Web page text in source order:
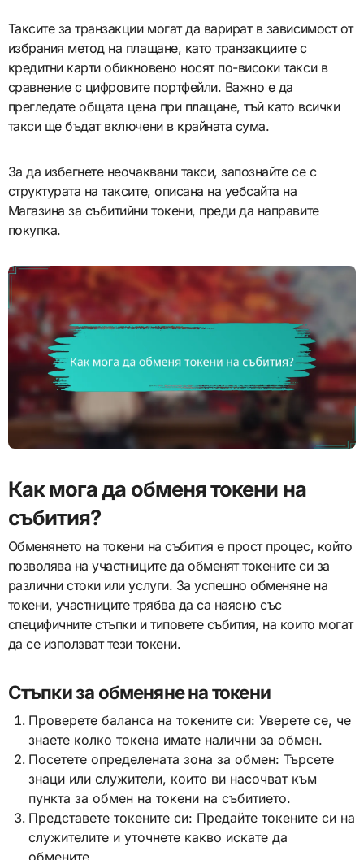
Таксите за транзакции могат да варират в зависимост от
избрания метод на плащане, като транзакциите с
кредитни карти обикновено носят по-високи такси в
сравнение с цифровите портфейли. Важно е да
прегледате общата цена при плащане, тъй като всички
такси ще бъдат включени в крайната сума.
За да избегнете неочаквани такси, запознайте се с
структурата на таксите, описана на уебсайта на
Магазина за събитийни токени, преди да направите
покупка.
Как мога да обменя токени на
събития?
Обменянето на токени на събития е прост процес, който
позволява на участниците да обменят токените си за
различни стоки или услуги. За успешно обменяне на
токени, участниците трябва да са наясно със
специфичните стъпки и типовете събития, на които могат
да се използват тези токени.
Стъпки за обменяне на токени
Проверете баланса на токените си: Уверете се, че
знаете колко токена имате налични за обмен.
Посетете определената зона за обмен: Търсете
знаци или служители, които ви насочват към
пункта за обмен на токени на събитието.
Представете токените си: Предайте токените си на
служителите и уточнете какво искате да
обмените.